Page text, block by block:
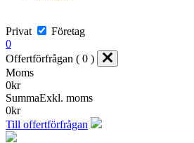
Privat
Företag
0
Offertförfrågan ( 0 )
Moms
0kr
SummaExkl. moms
0kr
Till offertförfrågan